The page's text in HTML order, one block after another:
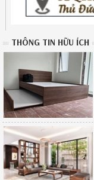
THÔNG TIN HỮU ÍCH